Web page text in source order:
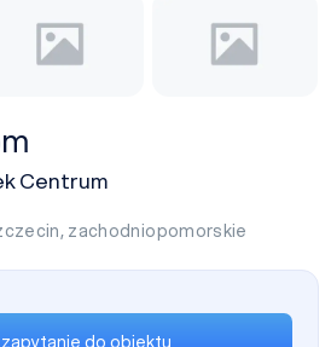
Centrum
, zachodniopomorskie